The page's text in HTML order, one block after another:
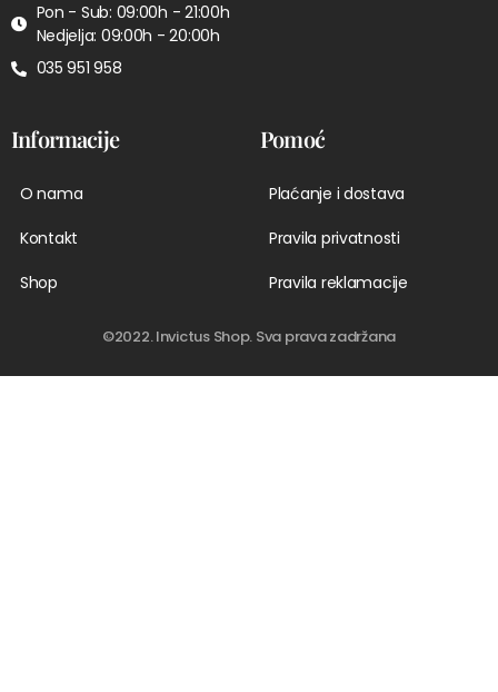
Pon - Sub: 09:00h - 21:00h
Nedjelja: 09:00h - 20:00h
035 951 958
Informacije
O nama
Kontakt
Shop
Pomoć
Plaćanje i dostava
Pravila privatnosti
Pravila reklamacije
©2022. Invictus Shop. Sva prava zadržana